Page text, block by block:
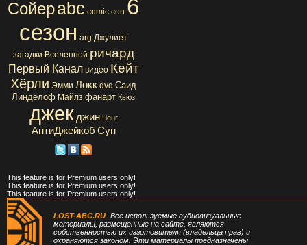
Сойерabc comic con 6
сезон arg Джулиет
загадки Вселенной ричард
Первый Канал видео Кейт
Хёрли Эмми Локк dvd Саид
Линделоф Майлз фанарт Кьюз
джек джин Ченг
АнтиДжейкоб Сун
This feature is for Premium users only!
This feature is for Premium users only!
This feature is for Premium users only!
LOST-ABC.RU- Все используемые аудиовизуальные
материалы, размещенные на сайте, являются
собственностью их изготовителя (владельца прав) и
охраняются законом. Эти материалы предназначены